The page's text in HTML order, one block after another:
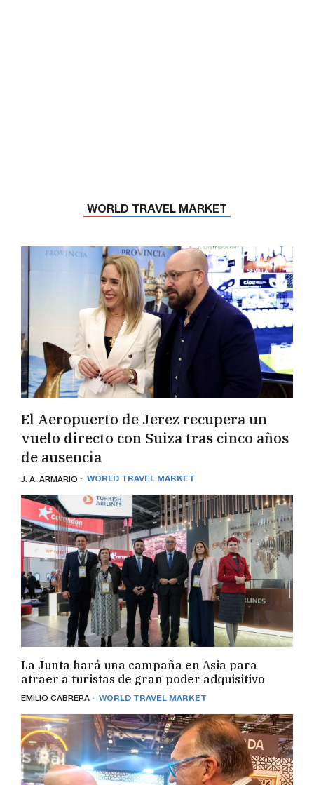
WORLD TRAVEL MARKET
El Aeropuerto de Jerez recupera un
vuelo directo con Suiza tras cinco años
de ausencia
J. A. ARMARIO · WORLD TRAVEL MARKET
La Junta hará una campaña en Asia para
atraer a turistas de gran poder adquisitivo
EMILIO CABRERA · WORLD TRAVEL MARKET